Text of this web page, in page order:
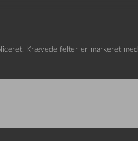
Krævede felter er markeret med